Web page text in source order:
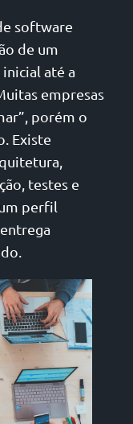
software
de um
até a
empresas
porém o
Existe
testes e
perfil